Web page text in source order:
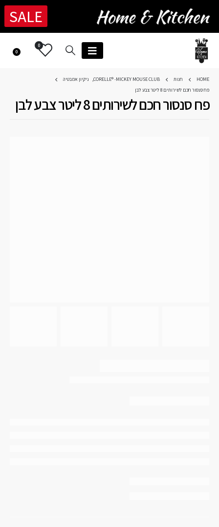
SALE
0
0
HOME חנות CORELLE® -MICKEY MOUSE CLUB
,
ניקיון אמבטיה
פח סנסור חכם לשירותים 8 ליטר צבע לבן
פח סנסור חכם לשירותים 8 ליטר צבע לבן